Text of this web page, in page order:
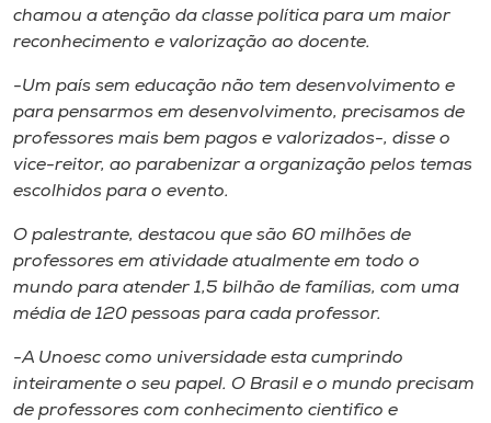
chamou a atenção da classe política para um maior
reconhecimento e valorização ao docente.
-Um país sem educação não tem desenvolvimento e
para pensarmos em desenvolvimento, precisamos de
professores mais bem pagos e valorizados-, disse o
vice-reitor, ao parabenizar a organização pelos temas
escolhidos para o evento.
O palestrante, destacou que são 60 milhões de
professores em atividade atualmente em todo o
mundo para atender 1,5 bilhão de famílias, com uma
média de 120 pessoas para cada professor.
-A Unoesc como universidade esta cumprindo
inteiramente o seu papel. O Brasil e o mundo precisam
de professores com conhecimento cientifico e